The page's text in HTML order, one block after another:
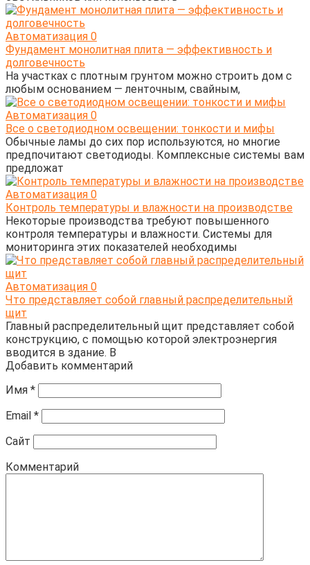
Автоматизация 0
Фундамент монолитная плита — эффективность и
долговечность
На участках с плотным грунтом можно строить дом с
любым основанием — ленточным, свайным,
Автоматизация 0
Все о светодиодном освещении: тонкости и мифы
Обычные ламы до сих пор используются, но многие
предпочитают светодиоды. Комплексные системы вам
предложат
Автоматизация 0
Контроль температуры и влажности на производстве
Некоторые производства требуют повышенного
контроля температуры и влажности. Системы для
мониторинга этих показателей необходимы
Автоматизация 0
Что представляет собой главный распределительный
щит
Главный распределительный щит представляет собой
конструкцию, с помощью которой электроэнергия
вводится в здание. В
Добавить комментарий
Имя *
Email *
Сайт
Комментарий